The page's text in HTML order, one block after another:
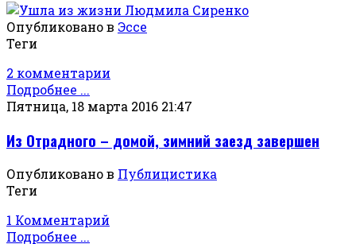
Опубликовано в Эссе
Теги
2 комментарии
Подробнее ...
Пятница, 18 марта 2016 21:47
Из Отрадного – домой, зимний заезд завершен
Опубликовано в Публицистика
Теги
1 Комментарий
Подробнее ...